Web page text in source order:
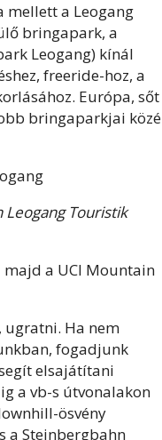
mellett a Leogang
bringapark, a
Leogang) kínál
freeride-hoz, a
Európa, sőt
bringaparkjai közé
Touristik
a UCI Mountain
ugratni. Ha nem
fogadjunk
elsajátítani
a vb-s útvonalakon
ösvény
a Steinbergbahn